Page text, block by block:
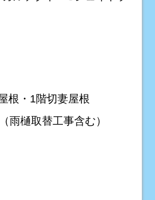
根・1階切妻屋根
雨樋取替工事含む）